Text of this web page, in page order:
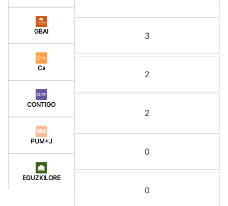
GBAI
Cs
CONTIGO
PUM+J
EGUZKILORE
3
2
2
0
0